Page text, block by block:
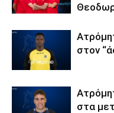
στον
στα